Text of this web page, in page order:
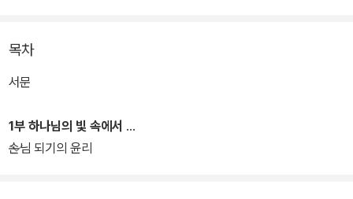
구하는 것”을 언급했다.
고 큰 이야기들을 칼럼을 통해 나누었다. 친구는 무슨, 나에게 유리한
가 불리한가를 따지며 관계를 맺는 시대적 현상에 대해 저자는 성경
목차
서문
1부 하나님의 빛 속에서
손님 되기의 윤리